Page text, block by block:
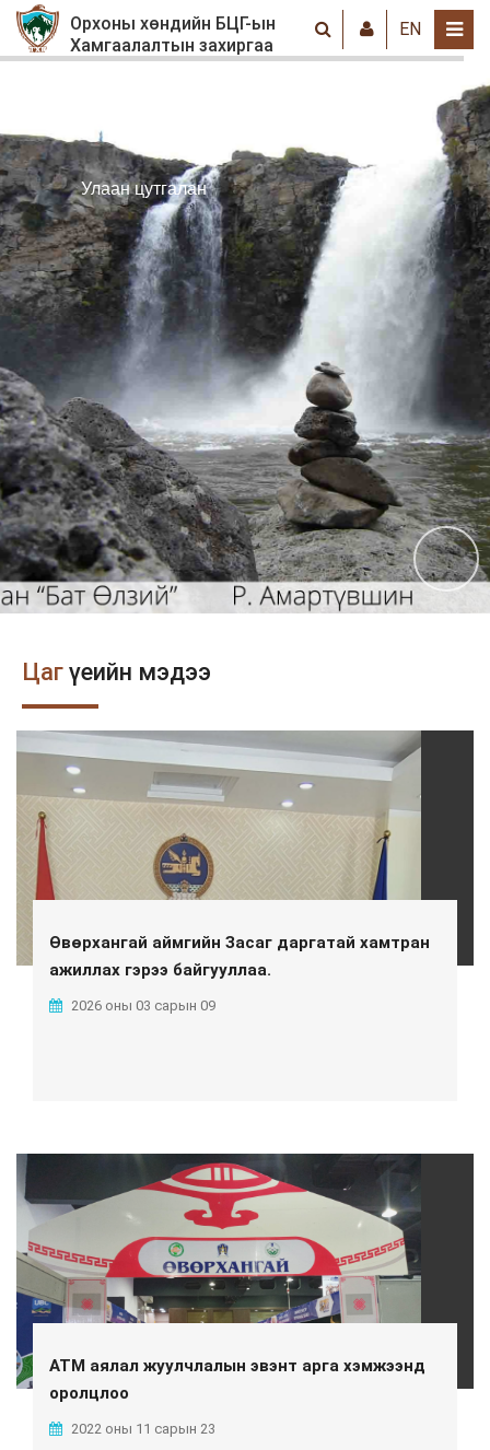
Орхоны хөндийн БЦГ-ын
Хамгаалалтын захиргаа
EN
Улаан цутгалан
Цаг үеийн мэдээ
Өвөрхангай аймгийн Засаг даргатай хамтран
ажиллах гэрээ байгууллаа.
2026 оны 03 сарын 09
ATM аялал жуулчлалын эвэнт арга хэмжээнд
оролцлоо
2022 оны 11 сарын 23